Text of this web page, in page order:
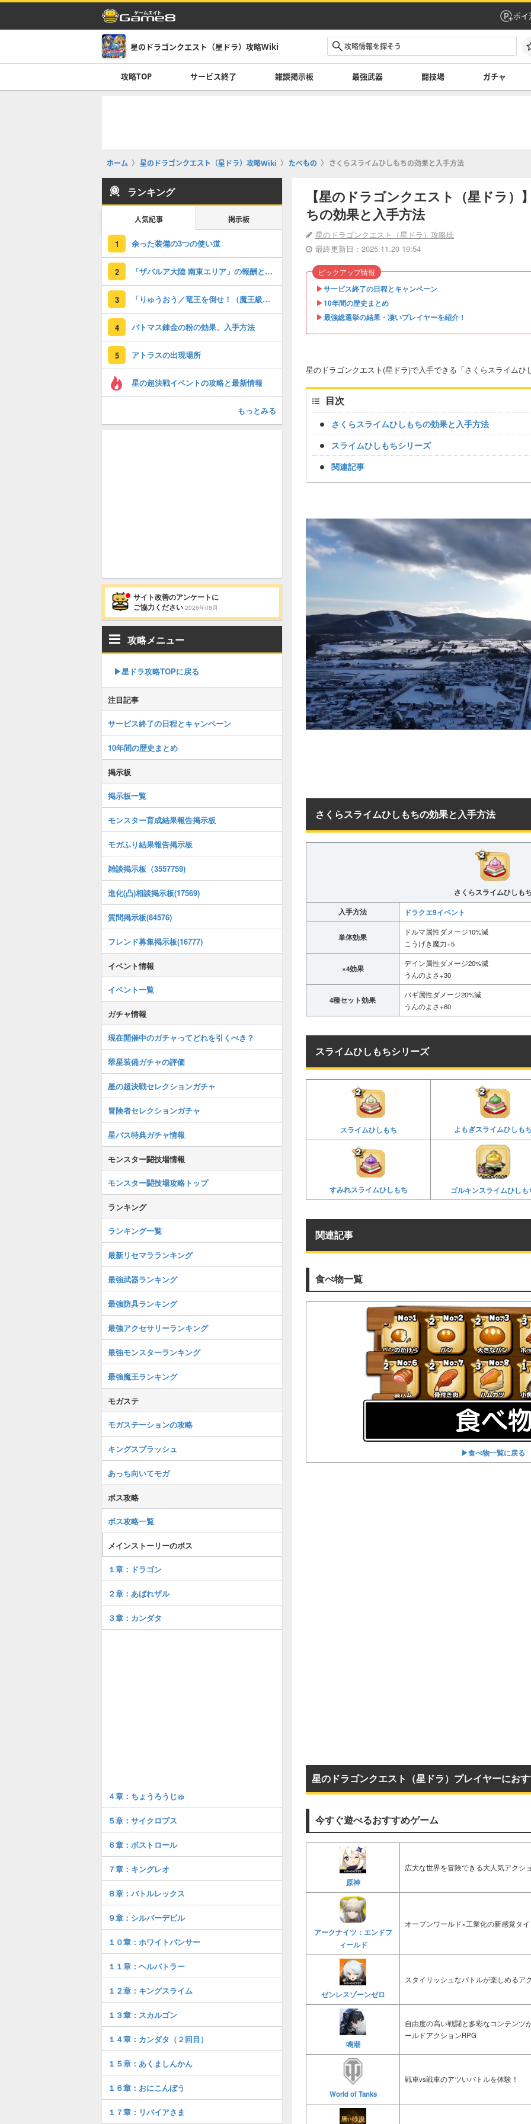
ポイ
星のドラゴンクエスト（星ドラ）攻略Wiki
攻略TOP サービス終了 雑談掲示板 最強武器 闘技場 ガチャ
ホーム 星のドラゴンクエスト（星ドラ）攻略Wiki たべもの さくらスライムひしもちの効果と入手方法
【星のドラゴンクエスト（星ドラ
ちの効果と入手方法
星のドラゴンクエスト（星ドラ）攻略班
最終更新日：2025.11.20 19:54
▶︎サービス終了の日程とキャンペーン
▶︎10年間の歴史まとめ
▶︎最強総選挙の結果・凄いプレイヤーを紹介！
ピックアップ情報
星のドラゴンクエスト(星ドラ)で入手できる「さくらスライムひ
目次
さくらスライムひしもちの効果と入手方法
スライムひしもちシリーズ
関連記事
さくらスライムひしもちの効果と入手方法
さくらスライムひしも
入手方法
ドラクエ9イベント
単体効果
ドルマ属性ダメージ10%減
こうげき魔力+5
×4効果
デイン属性ダメージ20%減
うんのよさ+30
4種セット効果
バギ属性ダメージ20%減
うんのよさ+60
スライムひしもちシリーズ
スライムひしもち よもぎスライムひしも
すみれスライムひしもち ゴルキンスライムひしも
関連記事
食べ物一覧
▶︎食べ物一覧に戻る
星のドラゴンクエスト（星ドラ）プレイヤーにお
今すぐ遊べるおすすめゲーム
原神
広大な世界を冒険できる大人気アクシ
アークナイツ：エンドフ
ィールド
オープンワールド×工業化の新感覚タ
ゼンレスゾーンゼロ
スタイリッシュなバトルが楽しめるア
鳴潮
自由度の高い戦闘と多彩なコンテンツ
ールドアクションRPG
World of Tanks
戦車vs戦車のアツいバトルを体験！
ランキング
人気記事 掲示板
1 余った装備の3つの使い道
2 「ザバルア大陸 南東エリア」の報酬と獲得経験値
3 「りゅうおう／竜王を倒せ！（魔王級）」の攻略方法！
4 バトマス錬金の粉の効果、入手方法
5 アトラスの出現場所
星の超決戦イベントの攻略と最新情報
もっとみる
サイト改善のアンケートに
ご協力ください 2026年08月
攻略メニュー
▶︎星ドラ攻略TOPに戻る
注目記事
サービス終了の日程とキャンペーン
10年間の歴史まとめ
掲示板
掲示板一覧
モンスター育成結果報告掲示板
モガふり結果報告掲示板
雑談掲示板（3557759)
進化(凸)相談掲示板(17569)
質問掲示板(84576)
フレンド募集掲示板(16777)
イベント情報
イベント一覧
ガチャ情報
現在開催中のガチャってどれを引くべき？
翠星装備ガチャの評価
星の超決戦セレクションガチャ
冒険者セレクションガチャ
星パス特典ガチャ情報
モンスター闘技場情報
モンスター闘技場攻略トップ
ランキング
ランキング一覧
最新リセマラランキング
最強武器ランキング
最強防具ランキング
最強アクセサリーランキング
最強モンスターランキング
最強魔王ランキング
モガステ
モガステーションの攻略
キングスプラッシュ
あっち向いてモガ
ボス攻略
ボス攻略一覧
メインストーリーのボス
１章：ドラゴン
２章：あばれザル
３章：カンダタ
４章：ちょうろうじゅ
５章：サイクロプス
６章：ボストロール
７章：キングレオ
８章：バトルレックス
９章：シルバーデビル
１０章：ホワイトパンサー
１１章：ヘルバトラー
１２章：キングスライム
１３章：スカルゴン
１４章：カンダタ（２回目）
１５章：あくましんかん
１６章：おにこんぼう
１７章：リバイアさま